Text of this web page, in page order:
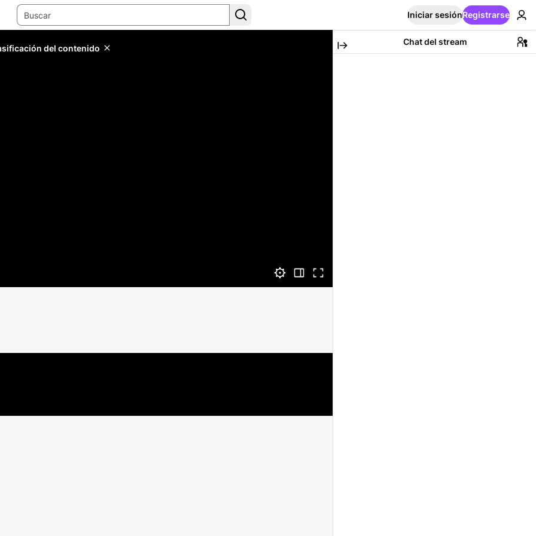
Iniciar sesiónRegistrarse
del contenido
Chat del stream